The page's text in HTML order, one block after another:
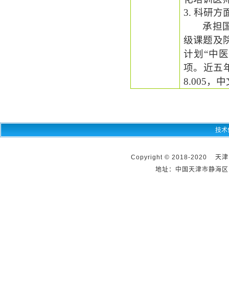
3. 科研方
承担
级课题及
计划“中
项。近五
8.005，
技术
Copyright © 2018-2020 天津
地址：中国天津市静海